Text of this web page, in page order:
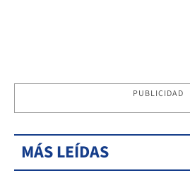
PUBLICIDAD
MÁS LEÍDAS